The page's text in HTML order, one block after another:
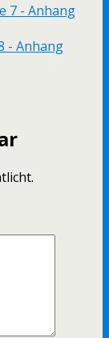
7 - Anhang
- Anhang